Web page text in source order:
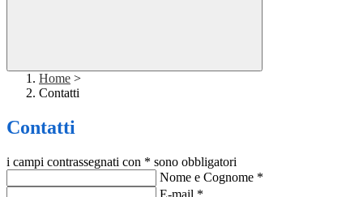
Home >
Contatti
Contatti
i campi contrassegnati con * sono obbligatori
Nome e Cognome *